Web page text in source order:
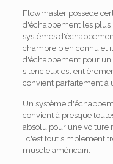
Flowmaster possède
d'échappement les plus
systèmes
chambre bien connu et
d'échappement pour un
silencieux est
convient parfaitement à
Un système
convient à presque
absolu pour une voiture
. c'est tout simplement
muscle américain.